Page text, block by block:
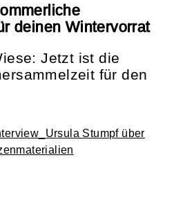
deinen Wintervorrat
Jetzt ist die
für den